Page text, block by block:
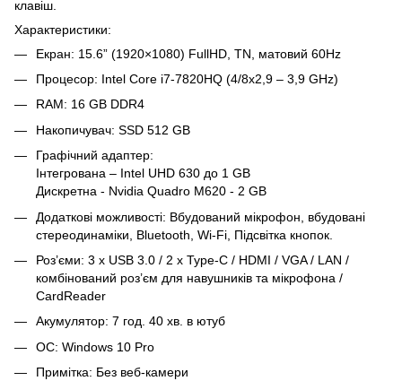
клавіш.
Характеристики:
Екран: 15.6” (1920×1080) FullHD, TN, матовий 60Hz
Процесор: Intel Core i7-7820HQ (4/8x2,9 – 3,9 GHz)
RAM: 16 GB DDR4
Накопичувач: SSD 512 GB
Графічний адаптер:
Інтегрована – Intel UHD 630 до 1 GB
Дискретна - Nvidia Quadro M620 - 2 GB
Додаткові можливості: Вбудований мікрофон, вбудовані
стереодинаміки, Bluetooth, Wi-Fi, Підсвітка кнопок.
Роз’єми: 3 x USB 3.0 / 2 x Type-C / HDMI / VGA / LAN /
комбінований роз’єм для навушників та мікрофона /
CardReader
Акумулятор: 7 год. 40 хв. в ютуб
ОС: Windows 10 Pro
Примітка: Без веб-камери